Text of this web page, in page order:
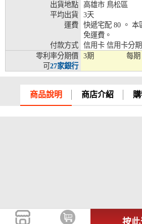
出貨地點
高雄市 鳥松區
平均出貨
3天
運費
快遞宅配 80 。 本
免運費。
付款方式
信用卡 信用卡分期
零利率分期價
可27家銀行
3期 每期
商品說明 商店介紹
按
兆豐銀行、合作金庫
彰化銀行、上海銀行
台灣企銀、台中銀行
臺灣新光銀行、陽信
銀、元大銀行、永豐
行、星展銀行、台新
託、台灣樂天、三信
彰化銀行、上海銀行
台灣企銀、台中銀行